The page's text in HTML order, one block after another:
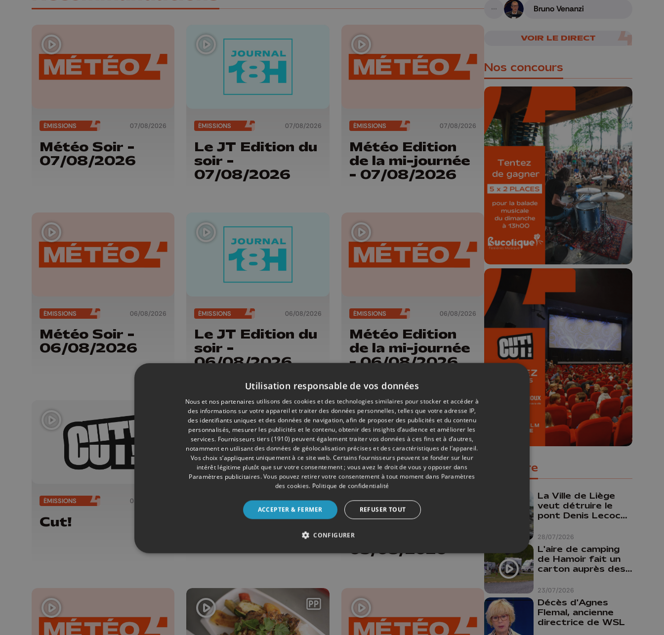
ÉMISSIONS 07/08/2026
Météo Soir -
07/08/2026
ÉMISSIONS 07/08/2026
Le JT Edition du
soir -
07/08/2026
ÉMISSIONS 07/08/2026
Météo Edition
de la mi-journée
- 07/08/2026
ÉMISSIONS 06/08/2026
Météo Soir -
06/08/2026
ÉMISSIONS 06/08/2026
Le JT Edition du
soir -
06/08/2026
ÉMISSIONS 06/08/2026
Météo Edition
de la mi-journée
- 06/08/2026
ÉMISSIONS 05/08/2026
Cut!
05/08/2026
Météo Soir -
ÉMISSIONS
Le JT Edition du
soir -
05/08/2026
A suivre
Bruno Venanzi
VOIR LE DIRECT
Nos concours
🎁 Gagnez 5x2
places pour le
Bucolique Ferrières
Festival 🌿🎶
Concours valable jusqu'au 9 août,
23h59.
🎬 Concours CUT x
Les Grignoux ✨
Concours permanent - 2 places à
gagner chaque semaine !
Populaire
28/07/2026
La Ville de Liège
veut détruire le
pont Denis Lecocq
budget pour le
faire
23/07/2026
L'aire de camping
de Hamoir fait un
carton auprès des
Décès d'Agnes
Flemal, ancienne
directrice de WSL
Utilisation responsable de vos données
Nous et nos partenaires utilisons des cookies et des technologies similaires pour stocker et accéder à
des informations sur votre appareil et traiter des données personnelles, telles que votre adresse IP,
des identifiants uniques et des données de navigation, afin de proposer des publicités et du contenu
personnalisés, mesurer les publicités et le contenu, obtenir des insights d’audience et améliorer les
services. Fournisseurs tiers (1910) peuvent également traiter vos données à ces fins et à d’autres,
notamment en utilisant des données de géolocalisation précises et des caractéristiques de l’appareil.
Vos choix s’appliquent uniquement à ce site web. Certains fournisseurs peuvent se fonder sur leur
intérêt légitime plutôt que sur votre consentement ; vous avez le droit de vous y opposer dans
Paramètres publicitaires. Vous pouvez retirer votre consentement à tout moment dans Paramètres
des cookies. Politique de confidentialité
ACCEPTER & FERMER REFUSER TOUT
CONFIGURER